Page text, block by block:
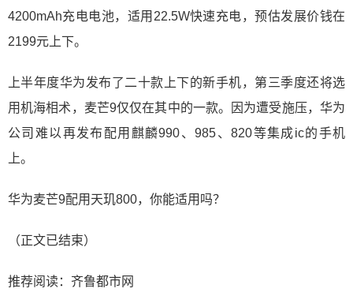
4200mAh充电电池，适用22.5W快速充电，预估发展价钱在
2199元上下。
上半年度华为发布了二十款上下的新手机，第三季度还将选
用机海相术，麦芒9仅仅在其中的一款。因为遭受施压，华为
公司难以再发布配用麒麟990、985、820等集成ic的手机
上。
华为麦芒9配用天玑800，你能适用吗？
（正文已结束）
推荐阅读： 齐鲁都市网